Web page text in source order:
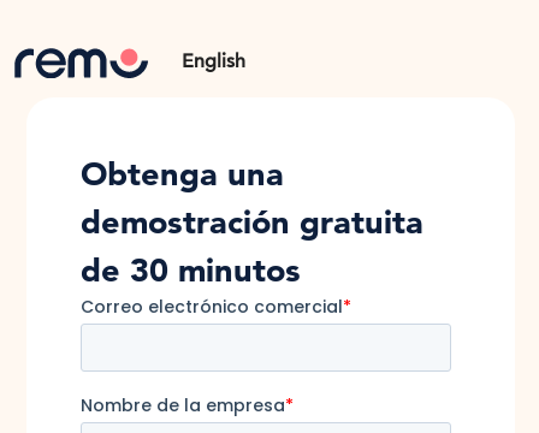
English
Obtenga una
demostración gratuita
de 30 minutos